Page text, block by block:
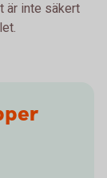
är inte säkert